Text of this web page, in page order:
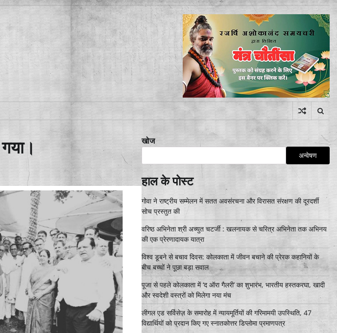
खोज
अन्वेषण
हाल के पोस्ट
गोवा ने राष्ट्रीय सम्मेलन में सतत अवसंरचना और विरासत संरक्षण की दूरदर्शी
सोच प्रस्तुत की
वरिष्ठ अभिनेता श्री अच्युत चटर्जी : खलनायक से चरित्र अभिनेता तक अभिनय
की एक प्रेरणादायक यात्रा
विश्व डूबने से बचाव दिवस: कोलकाता में जीवन बचाने की प्रेरक कहानियों के
बीच बच्चों ने पूछा बड़ा सवाल
पूजा से पहले कोलकाता में ‘द ऑरा गैलरी’ का शुभारंभ, भारतीय हस्तकरघा, खादी
और स्वदेशी वस्त्रों को मिलेगा नया मंच
लीगल एड सर्विसेज़ के समारोह में न्यायमूर्तियों की गरिमामयी उपस्थिति, 47
विद्यार्थियों को प्रदान किए गए स्नातकोत्तर डिप्लोमा प्रमाणपत्र